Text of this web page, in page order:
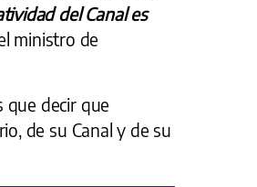
del Canal es
ministro de
que decir que
de su Canal y de su